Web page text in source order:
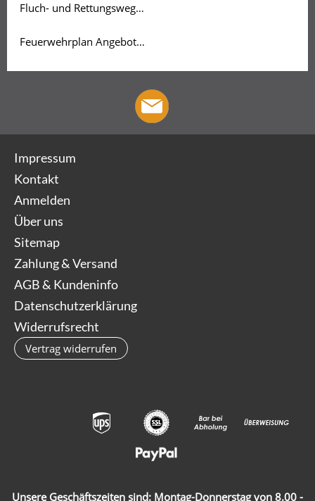
Fluch- und Rettungsweg Plan Angebot nach Aufwand
Feuerwehrplan Angebot nach Aufwand
Impressum
Kontakt
Anmelden
Über uns
Sitemap
Zahlung & Versand
AGB & Kundeninfo
Datenschutzerklärung
Widerrufsrecht
Vertrag widerrufen
Unsere Geschäftszeiten sind: Montag-Donnerstag von 8.00 -